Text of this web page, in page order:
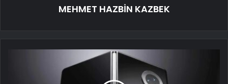
MEHMET HAZBİN KAZBEK